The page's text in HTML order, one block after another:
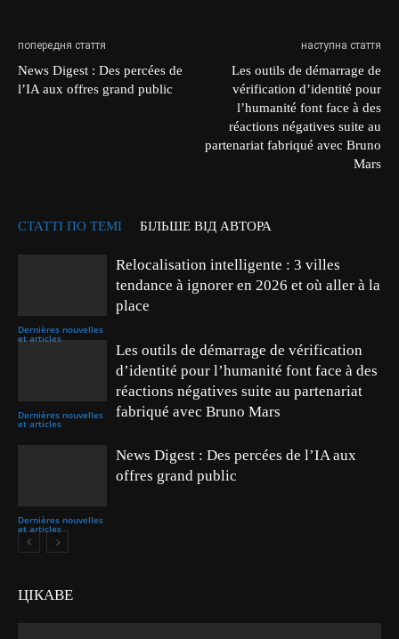
попередня стаття
News Digest : Des percées de
l’IA aux offres grand public
наступна стаття
Les outils de démarrage de
vérification d’identité pour
l’humanité font face à des
réactions négatives suite au
partenariat fabriqué avec Bruno
Mars
СТАТТІ ПО ТЕМІ БІЛЬШЕ ВІД АВТОРА
Dernières nouvelles
et articles
Relocalisation intelligente : 3 villes
tendance à ignorer en 2026 et où aller à la
place
Dernières nouvelles
et articles
Les outils de démarrage de vérification
d’identité pour l’humanité font face à des
réactions négatives suite au partenariat
fabriqué avec Bruno Mars
Dernières nouvelles
et articles
News Digest : Des percées de l’IA aux
offres grand public
ЦІКАВЕ